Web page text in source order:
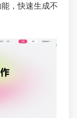
能，快速生成不